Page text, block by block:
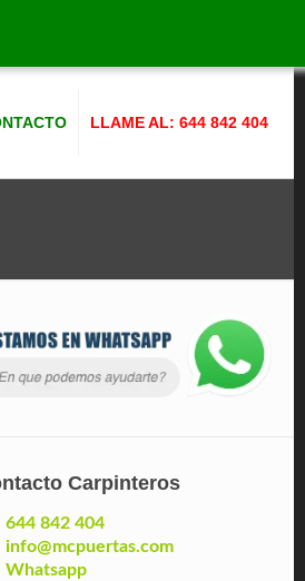
LLAME AL: 644 842 404
Carpinteros
644 842 404
info@mcpuertas.com
Whatsapp